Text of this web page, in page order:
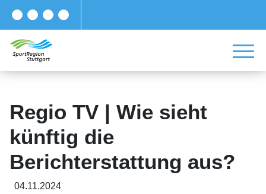
Regio TV | Wie sieht
künftig die
Berichterstattung aus?
04.11.2024